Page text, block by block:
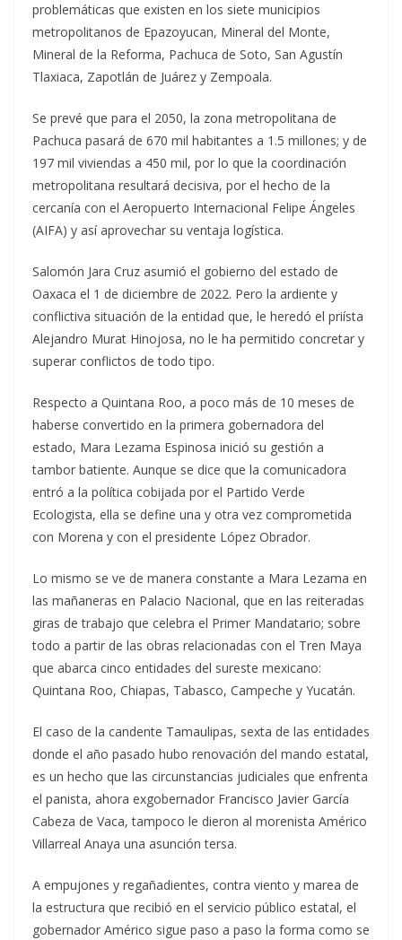
problemáticas que existen en los siete municipios
metropolitanos de Epazoyucan, Mineral del Monte,
Mineral de la Reforma, Pachuca de Soto, San Agustín
Tlaxiaca, Zapotlán de Juárez y Zempoala.
Se prevé que para el 2050, la zona metropolitana de
Pachuca pasará de 670 mil habitantes a 1.5 millones; y de
197 mil viviendas a 450 mil, por lo que la coordinación
metropolitana resultará decisiva, por el hecho de la
cercanía con el Aeropuerto Internacional Felipe Ángeles
(AIFA) y así aprovechar su ventaja logística.
Salomón Jara Cruz asumió el gobierno del estado de
Oaxaca el 1 de diciembre de 2022. Pero la ardiente y
conflictiva situación de la entidad que, le heredó el priísta
Alejandro Murat Hinojosa, no le ha permitido concretar y
superar conflictos de todo tipo.
Respecto a Quintana Roo, a poco más de 10 meses de
haberse convertido en la primera gobernadora del
estado, Mara Lezama Espinosa inició su gestión a
tambor batiente. Aunque se dice que la comunicadora
entró a la política cobijada por el Partido Verde
Ecologista, ella se define una y otra vez comprometida
con Morena y con el presidente López Obrador.
Lo mismo se ve de manera constante a Mara Lezama en
las mañaneras en Palacio Nacional, que en las reiteradas
giras de trabajo que celebra el Primer Mandatario; sobre
todo a partir de las obras relacionadas con el Tren Maya
que abarca cinco entidades del sureste mexicano:
Quintana Roo, Chiapas, Tabasco, Campeche y Yucatán.
El caso de la candente Tamaulipas, sexta de las entidades
donde el año pasado hubo renovación del mando estatal,
es un hecho que las circunstancias judiciales que enfrenta
el panista, ahora exgobernador Francisco Javier García
Cabeza de Vaca, tampoco le dieron al morenista Américo
Villarreal Anaya una asunción tersa.
A empujones y regañadientes, contra viento y marea de
la estructura que recibió en el servicio público estatal, el
gobernador Américo sigue paso a paso la forma como se